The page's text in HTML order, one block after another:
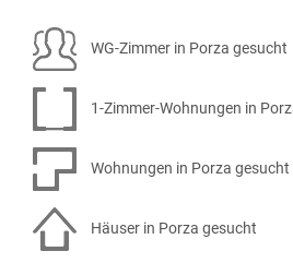
WG-Zimmer in Porza gesucht
1-Zimmer-Wohnungen in
Wohnungen in Porza gesucht
Häuser in Porza gesucht